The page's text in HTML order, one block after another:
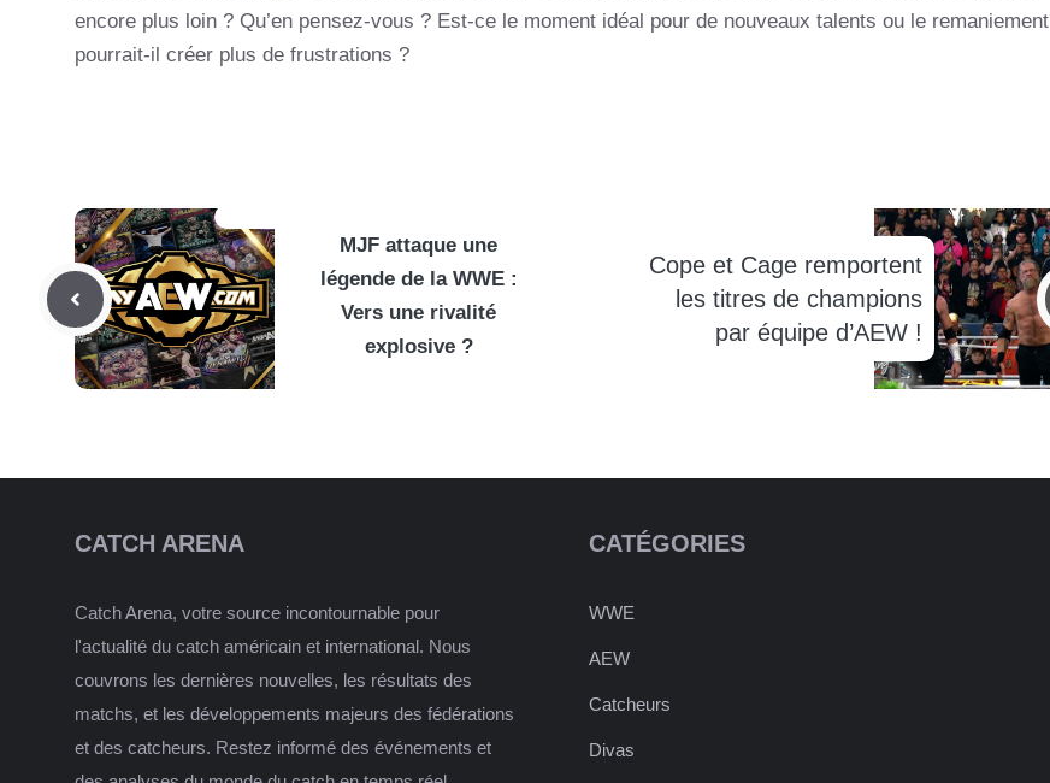
encore plus loin ? Qu’en pensez-vous ? Est-ce le moment idéal pour de nouveaux talents ou le remaniement
pourrait-il créer plus de frustrations ?
MJF attaque une
légende de la WWE :
Vers une rivalité
explosive ?
Cope et Cage remportent
les titres de champions
par équipe d’AEW !
CATCH ARENA
Catch Arena, votre source incontournable pour
l'actualité du catch américain et international. Nous
couvrons les dernières nouvelles, les résultats des
matchs, et les développements majeurs des fédérations
et des catcheurs. Restez informé des événements et
CATÉGORIES
WWE
AEW
Catcheurs
Divas